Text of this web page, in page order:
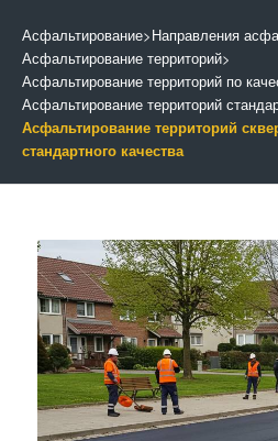
Асфальтирование>Направления
Асфальтирование территорий>
Асфальтирование территорий по
Асфальтирование территорий
Асфальтирование территорий
стандартного качества